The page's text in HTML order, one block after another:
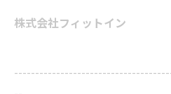
株式会社フィットイン